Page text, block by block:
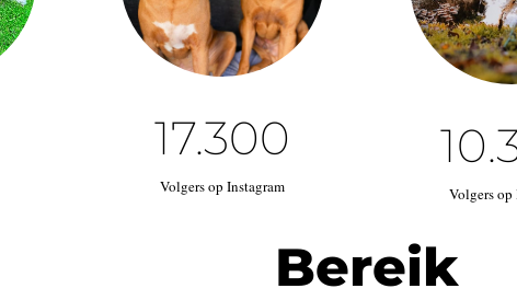
Volgers op Instagram
17.300
Volgers op
Bereik